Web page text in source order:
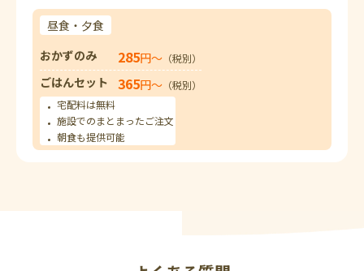
昼食・夕食
おかずのみ
285円〜 （税別）
ごはんセット 365円〜 （税別）
宅配料は無料
施設でのまとまったご注文
朝食も提供可能